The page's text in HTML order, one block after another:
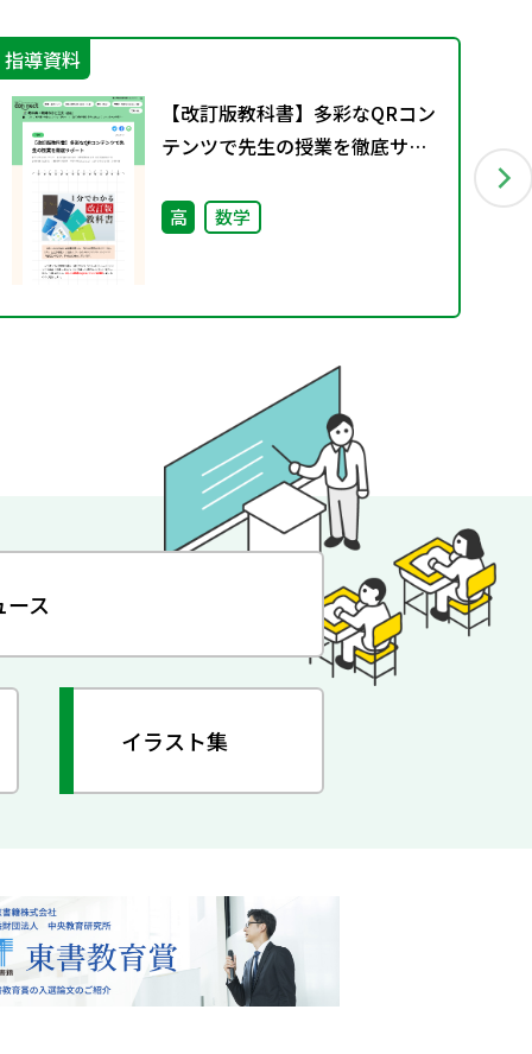
指導資料
【改訂版教科書】多彩なQRコン
テンツで先生の授業を徹底サポ
高 数学
ス
イラスト集